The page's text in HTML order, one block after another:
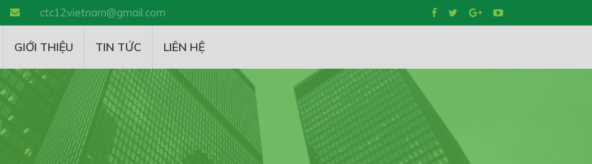
ctc12vietnam@gmail.com
GIỚI THIỆU TIN TỨC LIÊN HỆ